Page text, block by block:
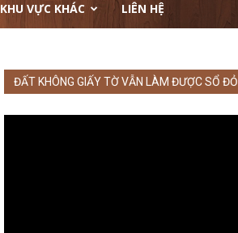
KHU VỰC KHÁC LIÊN HỆ
ĐẤT KHÔNG GIẤY TỜ VẪN LÀM ĐƯỢC SỔ ĐỎ